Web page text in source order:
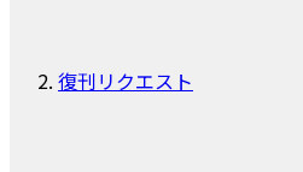
復刊リクエスト